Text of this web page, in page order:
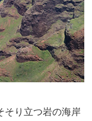
そり立つ岩の海岸